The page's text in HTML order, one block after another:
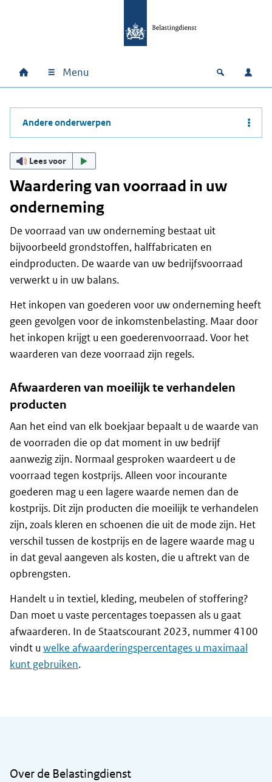
Hoofdnavigatie
Home Menu Open
Andere onderwerpen
Lees voor
Waardering van voorraad in uw
onderneming
De voorraad van uw onderneming bestaat uit
bijvoorbeeld grondstoffen, halffabricaten en
eindproducten. De waarde van uw bedrijfsvoorraad
verwerkt u in uw balans.
Het inkopen van goederen voor uw onderneming heeft
geen gevolgen voor de inkomstenbelasting. Maar door
het inkopen krijgt u een goederenvoorraad. Voor het
waarderen van deze voorraad zijn regels.
Afwaarderen van moeilijk te verhandelen
producten
Aan het eind van elk boekjaar bepaalt u de waarde van
de voorraden die op dat moment in uw bedrijf
aanwezig zijn. Normaal gesproken waardeert u de
voorraad tegen kostprijs. Alleen voor incourante
goederen mag u een lagere waarde nemen dan de
kostprijs. Dit zijn producten die moeilijk te verhandelen
zijn, zoals kleren en schoenen die uit de mode zijn. Het
verschil tussen de kostprijs en de lagere waarde mag u
in dat geval aangeven als kosten, die u aftrekt van de
opbrengsten.
Handelt u in textiel, kleding, meubelen of stoffering?
Dan moet u vaste percentages toepassen als u gaat
afwaarderen. In de Staatscourant 2023, nummer 4100
vindt u welke afwaarderingspercentages u maximaal
kunt gebruiken.
Over de Belastingdienst